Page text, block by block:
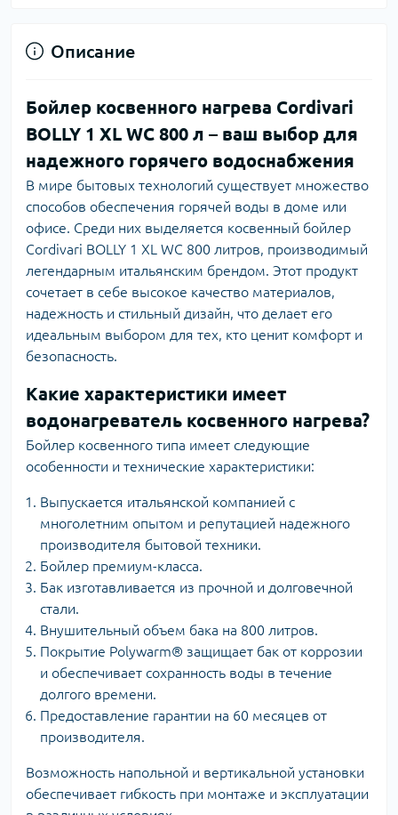
Описание
Бойлер косвенного нагрева Cordivari
BOLLY 1 XL WC 800 л – ваш выбор для
надежного горячего водоснабжения
В мире бытовых технологий существует множество
способов обеспечения горячей воды в доме или
офисе. Среди них выделяется косвенный бойлер
Cordivari BOLLY 1 XL WC 800 литров, производимый
легендарным итальянским брендом. Этот продукт
сочетает в себе высокое качество материалов,
надежность и стильный дизайн, что делает его
идеальным выбором для тех, кто ценит комфорт и
безопасность.
Какие характеристики имеет
водонагреватель косвенного нагрева?
Бойлер косвенного типа имеет следующие
особенности и технические характеристики:
Выпускается итальянской компанией с
многолетним опытом и репутацией надежного
производителя бытовой техники.
Бойлер премиум-класса.
Бак изготавливается из прочной и долговечной
стали.
Внушительный объем бака на 800 литров.
Покрытие Polywarm® защищает бак от коррозии
и обеспечивает сохранность воды в течение
долгого времени.
Предоставление гарантии на 60 месяцев от
производителя.
Возможность напольной и вертикальной установки
обеспечивает гибкость при монтаже и эксплуатации